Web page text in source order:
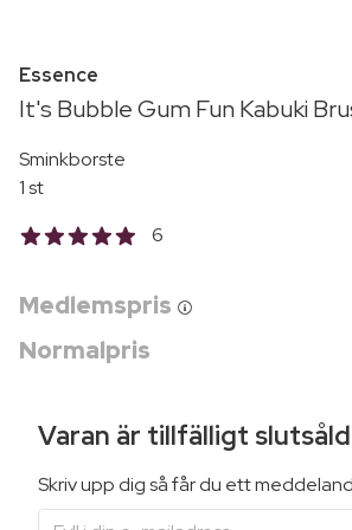
Essence
It's Bubble Gum Fun Kabuki
Sminkborste
1 st
6
Medlemspris
Normalpris
Varan är tillfälligt slutsåld
Skriv upp dig så får du ett